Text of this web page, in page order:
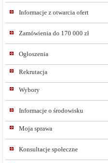
Informacje z otwarcia ofert
Zamówienia do 170 000 zł
Ogłoszenia
Rekrutacja
Wybory
Informacje o środowisku
Moja sprawa
Konsultacje społeczne